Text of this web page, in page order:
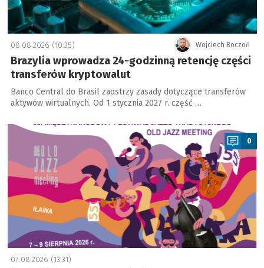
Wojciech Boczoń
08.08.2026 (10:35)
Brazylia wprowadza 24-godzinną retencję części
transferów kryptowalut
Banco Central do Brasil zaostrzy zasady dotyczące transferów
aktywów wirtualnych. Od 1 stycznia 2027 r. część …
a
0
07.08.2026 (13:31)